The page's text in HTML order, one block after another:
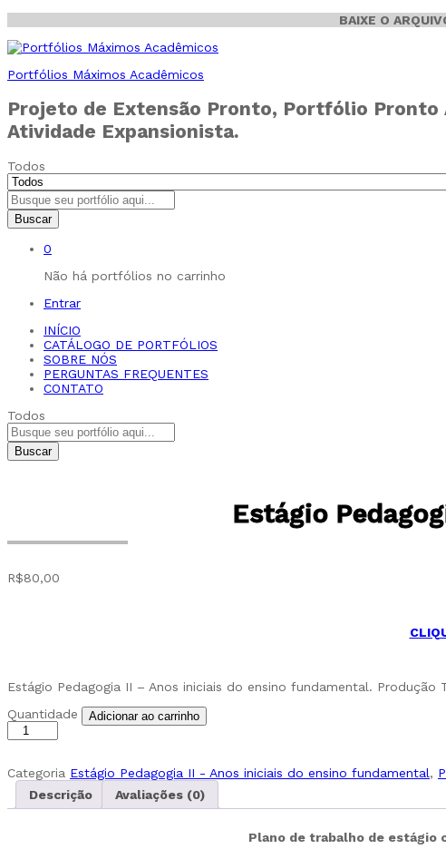
BAIXE O
Portfólios Máximos Acadêmicos
Projeto de Extensão Pronto, Portfólio Pronto
Atividade Expansionista.
Todos
Buscar
0
Não há portfólios no carrinho
Entrar
INÍCIO
CATÁLOGO DE PORTFÓLIOS
SOBRE NÓS
PERGUNTAS FREQUENTES
CONTATO
Todos
Buscar
Estágio
R$80,00
Estágio Pedagogia II – Anos iniciais do ensino fundamental. Produção
Estágio
Pedagogia
II
Anos
iniciais
Quantidade Adicionar ao carrinho
Categoria Estágio Pedagogia II - Anos iniciais do ensino fundamental,
Descrição
Avaliações (0)
Plano de trabalho de estágio